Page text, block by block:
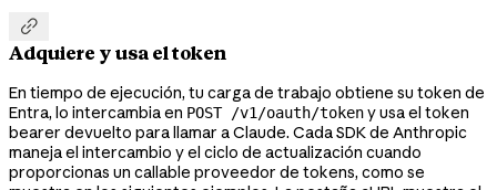

Adquiere y usa el token
En tiempo de ejecución, tu carga de trabajo obtiene su token de
Entra, lo intercambia en POST /v1/oauth/tokeny usa el token
bearer devuelto para llamar a Claude. Cada SDK de Anthropic
maneja el intercambio y el ciclo de actualización cuando
proporcionas un callable proveedor de tokens, como se